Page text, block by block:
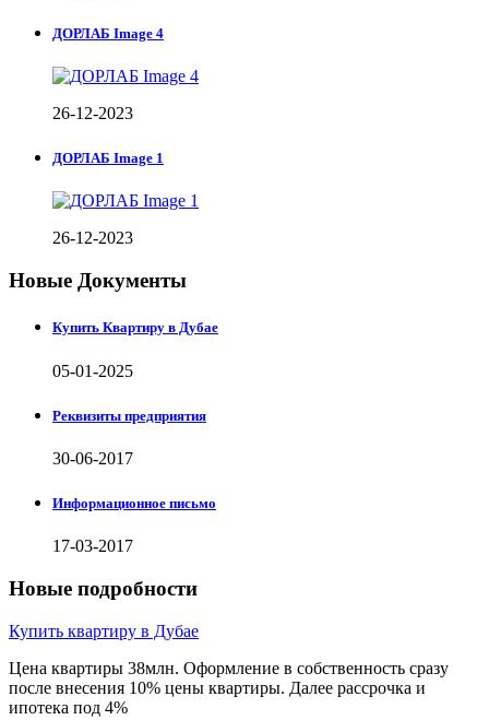
ДОРЛАБ Image 4
26-12-2023
ДОРЛАБ Image 1
26-12-2023
Новые Документы
Купить Квартиру в Дубае
05-01-2025
Реквизиты предприятия
30-06-2017
Информационное письмо
17-03-2017
Новые подробности
Купить квартиру в Дубае
Цена квартиры 38млн. Оформление в собственность сразу
после внесения 10% цены квартиры. Далее рассрочка и
ипотека под 4%